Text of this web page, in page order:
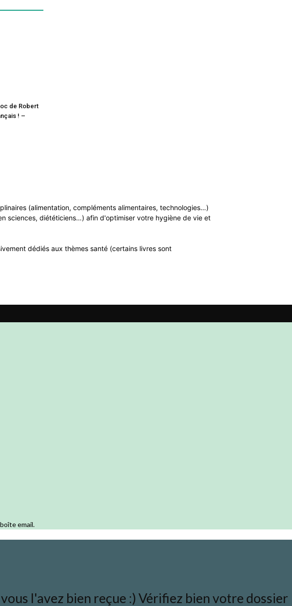
de Robert
! –
(alimentation, compléments alimentaires, technologies…)
sciences, diététiciens…) afin d'optimiser votre hygiène de vie et
dédiés aux thèmes santé (certains livres sont
email.
l'avez bien reçue :) Vérifiez bien votre dossier